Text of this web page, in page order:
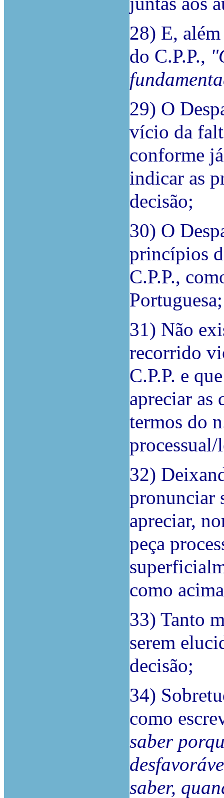
28) E,
do C.P.P.,
29) O
vício da
conforme
indicar as
decisão;
30) O
princípios
C.P.P.,
Portuguesa;
31) Não
recorrido
C.P.P. e
apreciar as
termos do
32)
pronunciar
apreciar,
peça
como
33) Tanto
serem
decisão;
34)
como
saber
saber,